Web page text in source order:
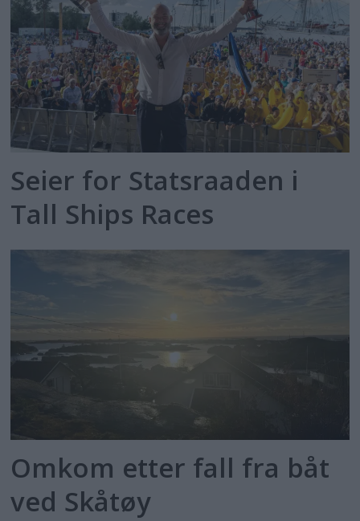
Seier for Statsraaden i
Tall Ships Races
Omkom etter fall fra båt
ved Skåtøy